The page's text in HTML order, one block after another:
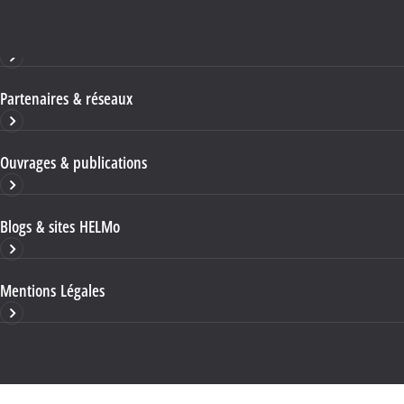
Partenaires & réseaux
Ouvrages & publications
Blogs & sites HELMo
Mentions Légales